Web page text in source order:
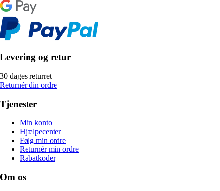
Levering og retur
30 dages returret
Returnér din ordre
Tjenester
Min konto
Hjælpecenter
Følg min ordre
Returnér min ordre
Rabatkoder
Om os